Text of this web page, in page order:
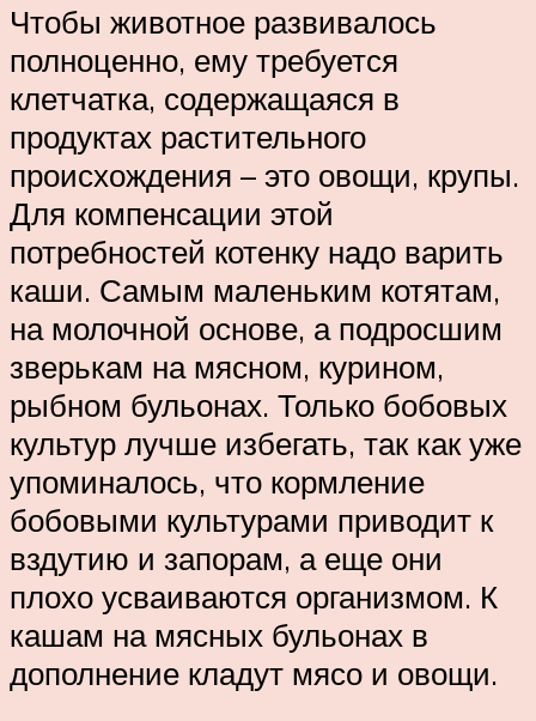
Чтобы животное развивалось
полноценно, ему требуется
клетчатка, содержащаяся в
продуктах растительного
происхождения – это овощи, крупы.
Для компенсации этой
потребностей котенку надо варить
каши. Самым маленьким котятам,
на молочной основе, а подросшим
зверькам на мясном, курином,
рыбном бульонах. Только бобовых
культур лучше избегать, так как уже
упоминалось, что кормление
бобовыми культурами приводит к
вздутию и запорам, а еще они
плохо усваиваются организмом. К
кашам на мясных бульонах в
дополнение кладут мясо и овощи.